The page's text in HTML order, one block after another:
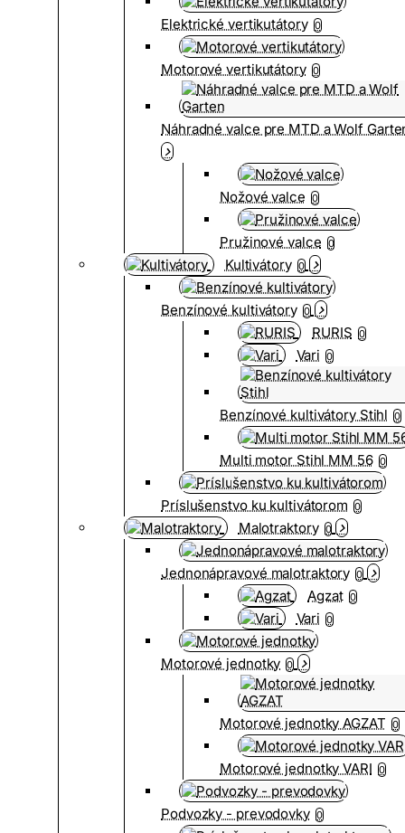
Elektrické vertikutátory 0
Motorové vertikutátory 0
Náhradné valce pre MTD a Wolf
Nožové valce 0
Pružinové valce 0
Kultivátory 0
Benzínové kultivátory 0
RURIS 0
Vari 0
Benzínové kultivátory Stihl 0
Multi motor Stihl MM 56 0
Príslušenstvo ku kultivátorom 0
Malotraktory 0
Jednonápravové malotraktory 0
Agzat 0
Vari 0
Motorové jednotky 0
Motorové jednotky AGZAT 0
Motorové jednotky VARI 0
Podvozky - prevodovky 0